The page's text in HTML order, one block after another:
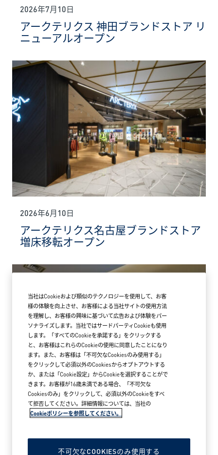
2026年7月10日
アークテリクス 神田ブランドストア リ
ニューアルオープン
2026年6月10日
アークテリクス名古屋ブランドストア
増床移転オープン
2026年5月18日
ブランドストア オープン
当社はCookieおよび類似のテクノロジーを使用して、お客
様の体験を向上させ、お客様による当社サイトの使用方法
を理解し、お客様の興味に基づいて広告および体験をパー
ソナライズします。当社ではサードパーティCookieも使用
します。「すべてのCookieを承諾する」をクリックする
と、お客様はこれらのCookieの使用に同意したことになり
ます。また、お客様は「不可欠なCookiesのみ使用する」
をクリックして必須以外のCookiesからオプトアウトする
か、または「Cookie設定」からCookieを選択することがで
きます。お客様が16歳未満である場合、「不可欠な
Cookiesのみ」をクリックして、必須以外のCookieをすべ
て拒否してください。詳細情報については、当社の
Cookieポリシーを参照してください。
不可欠なCOOKIESのみ使用する